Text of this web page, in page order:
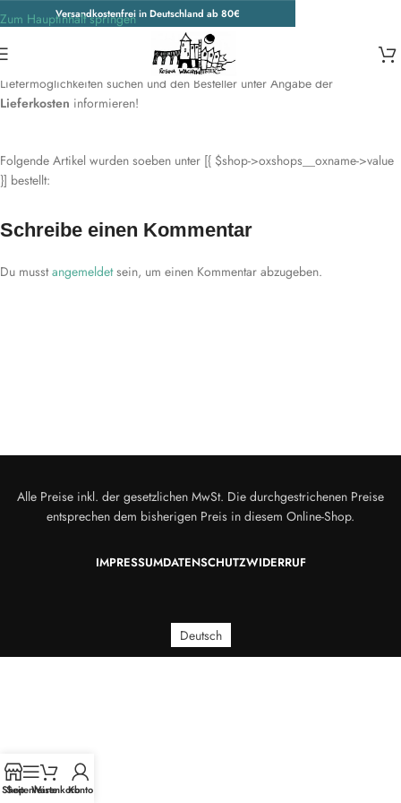
Versandkostenfrei in Deutschland ab 80€
Zum Hauptinhalt springen
Hinweis:
Derzeit ist keine Liefermethode für dieses Land bekannt. Bitte
Liefermöglichkeiten suchen und den Besteller unter Angabe der
Lieferkosten informieren!
Folgende Artikel wurden soeben unter [{ $shop->oxshops__oxname->value
}] bestellt:
Schreibe einen Kommentar
Du musstangemeldetsein, um einen Kommentar abzugeben.
Alle Preise inkl. der gesetzlichen MwSt. Die durchgestrichenen Preise
entsprechen dem bisherigen Preis in diesem Online-Shop.
IMPRESSUMDATENSCHUTZWIDERRUF
Shop
SeitenleisteWarenkorbKonto
Deutsch